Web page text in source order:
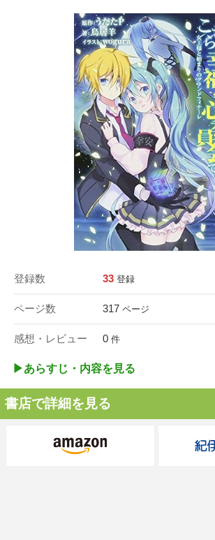
登録数 33 登録
ページ数 317 ページ
感想・レビュー 0 件
▶︎あらすじ・内容を見る
書店で詳細を見る